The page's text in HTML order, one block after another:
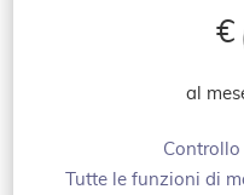
€
al
Controllo
Tutte le funzioni di